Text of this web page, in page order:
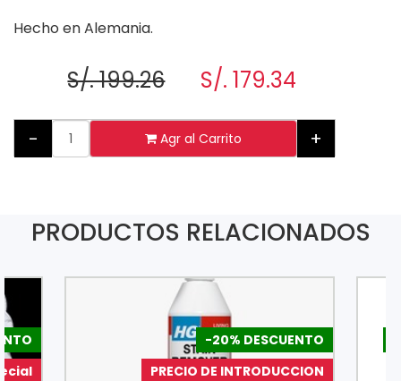
Hecho en Alemania.
S/. 199.26 S/. 179.34
- Agr al Carrito +
PRODUCTOS RELACIONADOS
-20% DESCUENTO
PRECIO DE INTRODUCCION